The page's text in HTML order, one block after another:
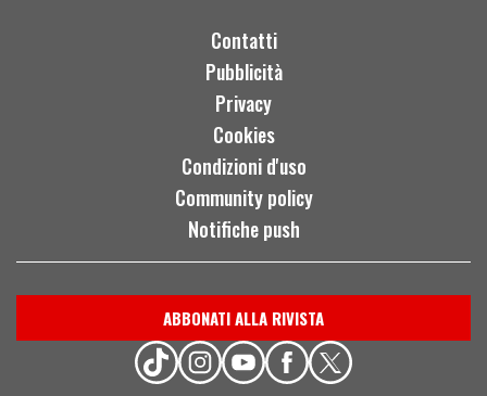
Contatti
Pubblicità
Privacy
Cookies
Condizioni d'uso
Community policy
Notifiche push
ABBONATI ALLA RIVISTA